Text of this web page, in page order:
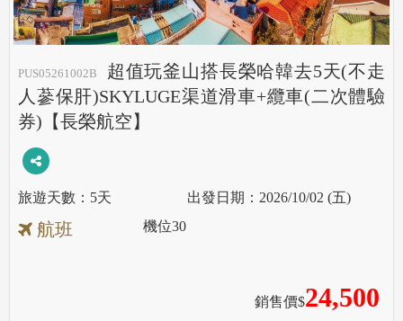
PUS05261002B
超值玩釜山搭長榮哈韓去5天(不走
人蔘保肝)SKYLUGE渠道滑車+纜車(二次體驗
券)【長榮航空】
5天 2026/10/02 (五)
航班
銷售價$24,500
機位30